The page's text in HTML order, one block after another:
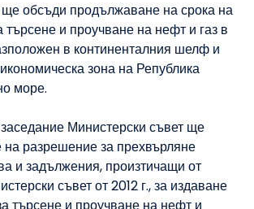
ще обсъди продължаване на срока на
търсене и проучване на нефт и газ в
в континенталния шелф и
зона на Република
море.
Министерски съвет ще
разрешение за прехвърляне
и задължения, произтичащи от
съвет от 2012 г., за издаване